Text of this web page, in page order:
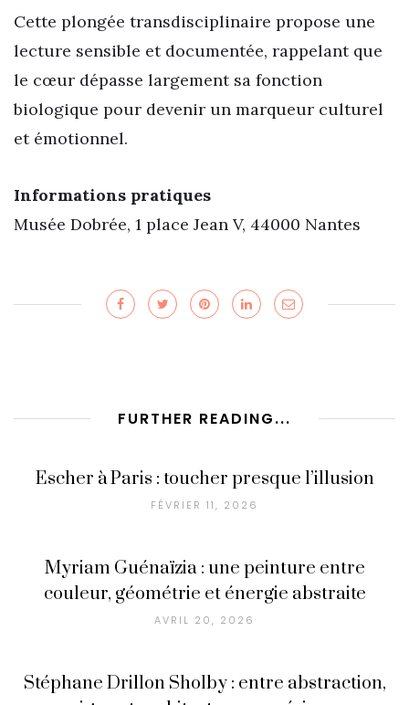
Cette plongée transdisciplinaire propose une
lecture sensible et documentée, rappelant que
le cœur dépasse largement sa fonction
biologique pour devenir un marqueur culturel
et émotionnel.
Informations pratiques
Musée Dobrée, 1 place Jean V, 44000 Nantes
FURTHER READING...
Escher à Paris : toucher presque l’illusion
FÉVRIER 11, 2026
Myriam Guénaïzia : une peinture entre
couleur, géométrie et énergie abstraite
AVRIL 20, 2026
Stéphane Drillon Sholby : entre abstraction,